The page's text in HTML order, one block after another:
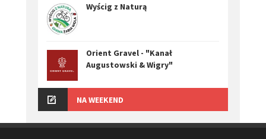
Wyścig z Naturą
Orient Gravel - "Kanał
Augustowski & Wigry"
NA WEEKEND